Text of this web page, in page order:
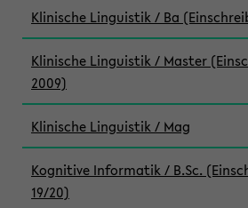
Klinische Linguistik / Ba
Klinische Linguistik / Master
2009)
Klinische Linguistik / Mag
Kognitive Informatik / B.Sc.
19/20)